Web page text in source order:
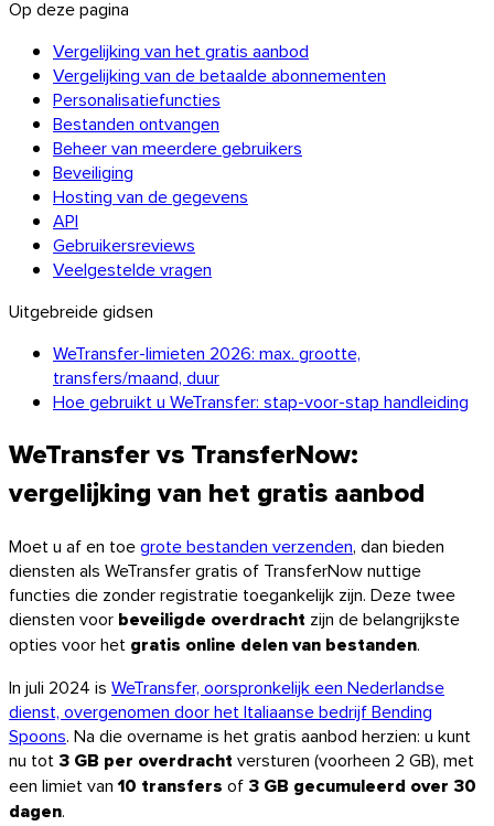
Windows
Op deze pagina
Vergelijking van het gratis aanbod
Vergelijking van de betaalde abonnementen
Personalisatiefuncties
Bestanden ontvangen
Beheer van meerdere gebruikers
Beveiliging
Hosting van de gegevens
API
Gebruikersreviews
Veelgestelde vragen
Uitgebreide gidsen
WeTransfer-limieten 2026: max. grootte,
transfers/maand, duur
Hoe gebruikt u WeTransfer: stap-voor-stap handleiding
WeTransfer vs TransferNow:
vergelijking van het gratis aanbod
Moet u af en toegrote bestanden verzenden, dan bieden
diensten als WeTransfer gratis of TransferNow nuttige
functies die zonder registratie toegankelijk zijn. Deze twee
diensten voor beveiligde overdracht zijn de belangrijkste
opties voor het gratis online delen van bestanden.
In juli 2024 is WeTransfer, oorspronkelijk een Nederlandse
dienst, overgenomen door het Italiaanse bedrijf Bending
Spoons. Na die overname is het gratis aanbod herzien: u kunt
nu tot 3 GB per overdrachtversturen (voorheen 2 GB), met
een limiet van10 transfers of 3 GB gecumuleerd over 30
dagen.